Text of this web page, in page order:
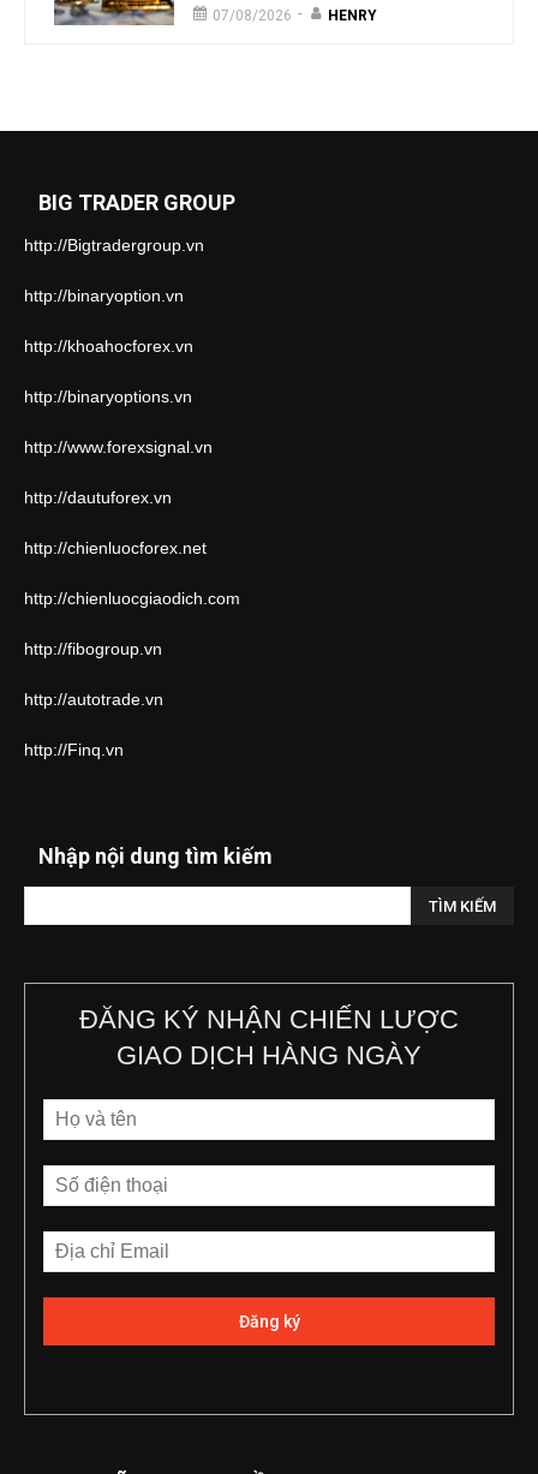
07/08/2026 - HENRY
BIG TRADER GROUP
http://Bigtradergroup.vn
http://binaryoption.vn
http://khoahocforex.vn
http://binaryoptions.vn
http://www.forexsignal.vn
http://dautuforex.vn
http://chienluocforex.net
http://chienluocgiaodich.com
http://fibogroup.vn
http://autotrade.vn
http://Finq.vn
Nhập nội dung tìm kiếm
ĐĂNG KÝ NHẬN CHIẾN LƯỢC
GIAO DỊCH HÀNG NGÀY